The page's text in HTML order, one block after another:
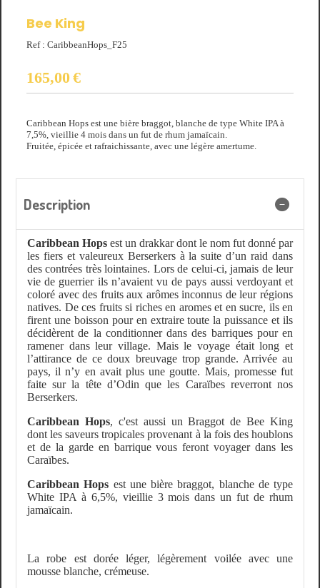
Bee King
Ref : CaribbeanHops_F25
165,00€
Caribbean Hops est une bière braggot, blanche de type White IPA à
7,5%, vieillie 4 mois dans un fut de rhum jamaïcain.
Fruitée, épicée et rafraichissante, avec une légère amertume.
Description
Caribbean Hops est un drakkar dont le nom fut donné par
les fiers et valeureux Berserkers à la suite d’un raid dans
des contrées très lointaines. Lors de celui-ci, jamais de leur
vie de guerrier ils n’avaient vu de pays aussi verdoyant et
coloré avec des fruits aux arômes inconnus de leur régions
natives. De ces fruits si riches en aromes et en sucre, ils en
firent une boisson pour en extraire toute la puissance et ils
décidèrent de la conditionner dans des barriques pour en
ramener dans leur village. Mais le voyage était long et
l’attirance de ce doux breuvage trop grande. Arrivée au
pays, il n’y en avait plus une goutte. Mais, promesse fut
faite sur la tête d’Odin que les Caraïbes reverront nos
Berserkers.
Caribbean Hops, c'est aussi un Braggot de Bee King
dont les saveurs tropicales provenant à la fois des houblons
et de la garde en barrique vous feront voyager dans les
Caraïbes.
Caribbean Hops est une bière braggot, blanche de type
White IPA à 6,5%, vieillie 3 mois dans un fut de rhum
jamaïcain.
La robe est dorée léger, légèrement voilée avec une
mousse blanche, crémeuse.